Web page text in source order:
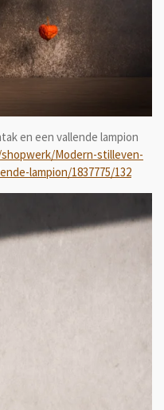
en een vallende lampion
Modern-stilleven-
lampion/1837775/132